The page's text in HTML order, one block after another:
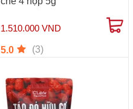
1.510.000 VND
5.0 (3)